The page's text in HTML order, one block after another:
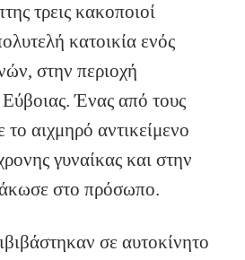
τρεις κακοποιοί
κατοικία ενός
στην περιοχή
Ένας από τους
το αιχμηρό αντικείμενο
γυναίκας και στην
στο πρόσωπο.
σε αυτοκίνητο